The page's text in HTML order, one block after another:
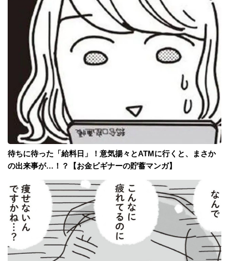
待ちに待った「給料日」！意気揚々とATMに行くと、まさか
の出来事が…！？【お金ビギナーの貯蓄マンガ】